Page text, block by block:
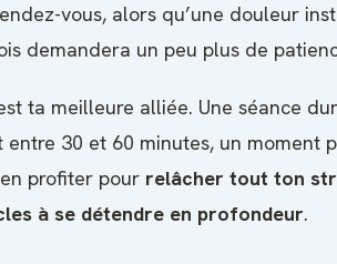
vous, alors qu’une douleur
demandera un peu plus de
ta meilleure alliée. Une séance
entre 30 et 60 minutes, un moment
profiter pour relâcher tout ton
à se détendre en profondeur.